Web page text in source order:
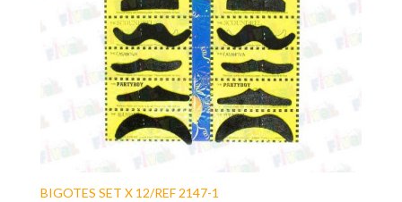
BIGOTES SET X 12/REF 2147-1